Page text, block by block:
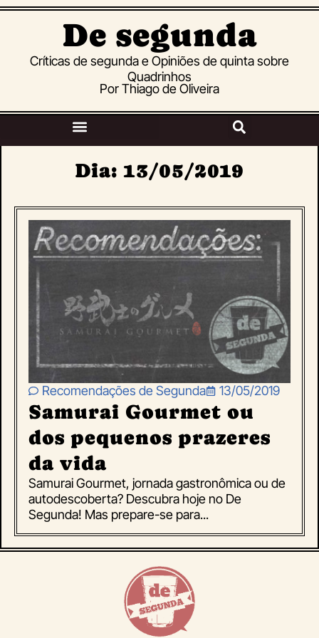
De segunda
Críticas de segunda e Opiniões de quinta sobre
Quadrinhos
Por Thiago de Oliveira
Dia: 13/05/2019
Recomendações de Segunda 13/05/2019
Samurai Gourmet ou
dos pequenos prazeres
da vida
Samurai Gourmet, jornada gastronômica ou de
autodescoberta? Descubra hoje no De
Segunda! Mas prepare-se para...